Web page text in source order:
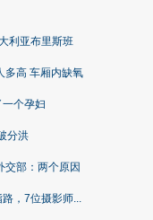
利亚布里斯班
多高 车厢内缺氧
个孕妇
分洪
交部：两个原因
，7位摄影师...